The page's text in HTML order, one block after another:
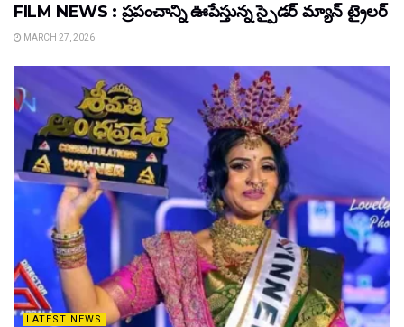
FILM NEWS : ప్రపంచాన్ని ఊపేస్తున్న స్పైడర్ మ్యాన్ ట్రైలర్
MARCH 27, 2026
LATEST NEWS